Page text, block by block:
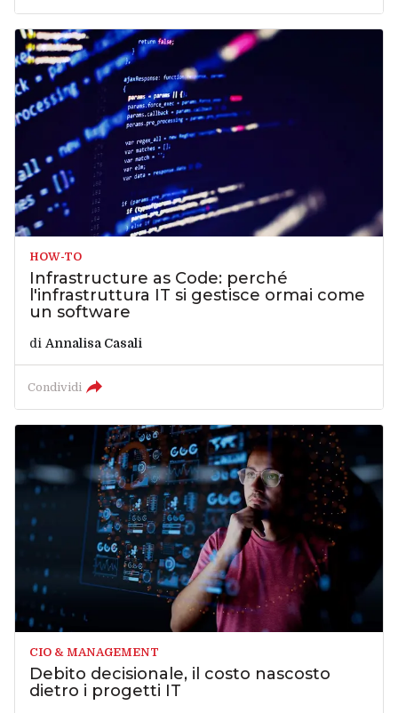
HOW-TO
Infrastructure as Code: perché
l'infrastruttura IT si gestisce ormai come
un software
di Annalisa Casali
Condividi
CIO & MANAGEMENT
Debito decisionale, il costo nascosto
dietro i progetti IT